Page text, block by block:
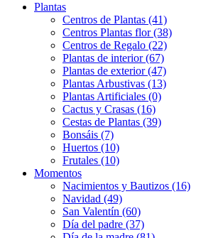
Plantas
Centros de Plantas (41)
Centros Plantas flor (38)
Centros de Regalo (22)
Plantas de interior (67)
Plantas de exterior (47)
Plantas Arbustivas (13)
Plantas Artificiales (0)
Cactus y Crasas (16)
Cestas de Plantas (39)
Bonsáis (7)
Huertos (10)
Frutales (10)
Momentos
Nacimientos y Bautizos (16)
Navidad (49)
San Valentín (60)
Día del padre (37)